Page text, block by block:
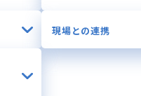
現場との連携